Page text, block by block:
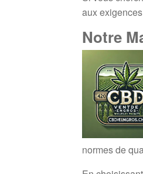
aux
Notre
normes de